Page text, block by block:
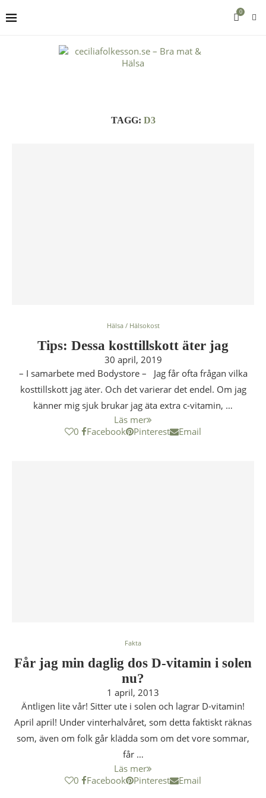
0
TAGG: D3
Hälsa / Hälsokost
Tips: Dessa kosttillskott äter jag
30 april, 2019
– I samarbete med Bodystore – Jag får ofta frågan vilka
kosttillskott jag äter. Och det varierar det endel. Om jag
känner mig sjuk brukar jag äta extra c-vitamin, …
Läs mer
0
Facebook Pinterest Email
Fakta
Får jag min daglig dos D-vitamin i solen
nu?
1 april, 2013
Äntligen lite vår! Sitter ute i solen och lagrar D-vitamin!
April april! Under vinterhalvåret, som detta faktiskt räknas
som, även om folk går klädda som om det vore sommar,
får …
Läs mer
0
Facebook Pinterest Email